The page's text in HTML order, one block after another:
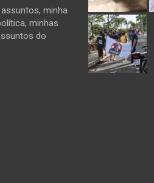
minha
minhas
do